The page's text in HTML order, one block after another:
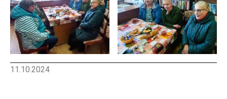
11.10.2024